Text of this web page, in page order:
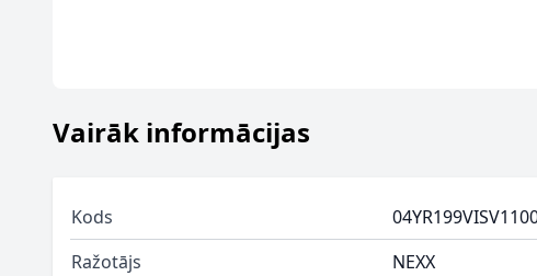
Vairāk informācijas
Kods
Ražotājs
NEXX